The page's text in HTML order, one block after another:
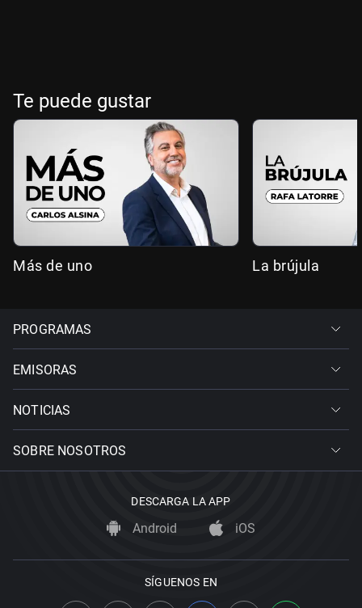
Te puede gustar
Más de uno La brújula
PROGRAMAS
EMISORAS
NOTICIAS
SOBRE NOSOTROS
DESCARGA LA APP
Android iOS
SÍGUENOS EN